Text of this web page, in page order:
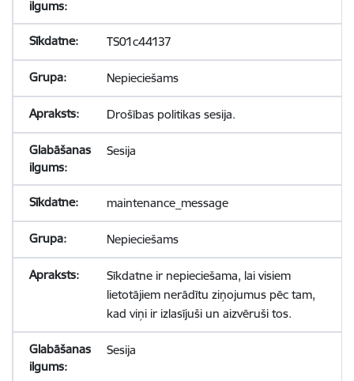
TS01c44137
Nepieciešams
Drošības politikas sesija.
Sesija
maintenance_message
Nepieciešams
Sīkdatne ir nepieciešama, lai visiem
lietotājiem nerādītu ziņojumus pēc tam,
kad viņi ir izlasījuši un aizvēruši tos.
Sesija